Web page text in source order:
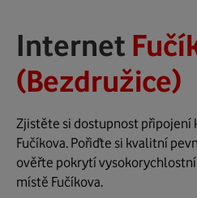
Internet
(Bezdružice)
Zjistěte si dostupnost připojení
Fučíkova. Pořiďte si kvalitní
ověřte pokrytí
místě Fučíkova.